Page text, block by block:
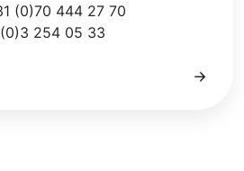
(0)70 444 27 70
254 05 33